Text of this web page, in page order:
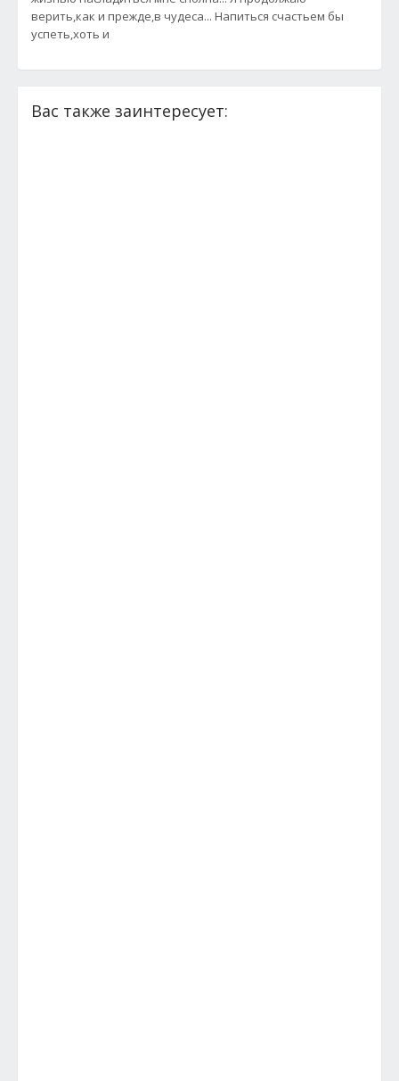
верить,как и прежде,в чудеса... Напиться счастьем бы
успеть,хоть и
Вас также заинтересует: